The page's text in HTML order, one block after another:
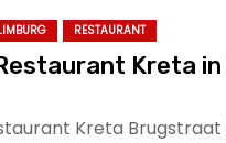
RESTAURANT
Kreta in
Kreta Brugstraat